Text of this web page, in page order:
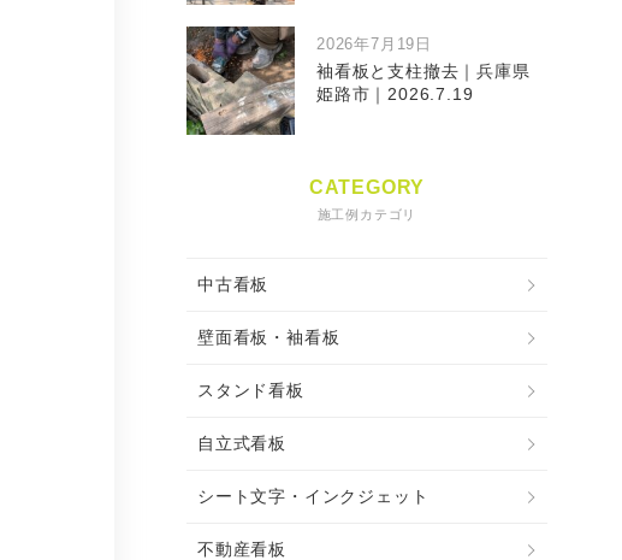
2026年7月19日
袖看板と支柱撤去｜兵庫県
姫路市｜2026.7.19
CATEGORY
施工例カテゴリ
中古看板
壁面看板・袖看板
スタンド看板
自立式看板
シート文字・インクジェット
不動産看板